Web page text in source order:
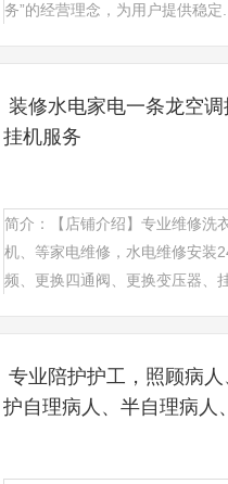
务”的经营理念，为用户提供稳定
装修水电家电一条龙空
挂机服务
简介：【店铺介绍】专业维修洗
机、等家电维修，水电维修安装
频、更换四通阀、更换变压器、
专业陪护护工，照顾病
护自理病人、半自理病人